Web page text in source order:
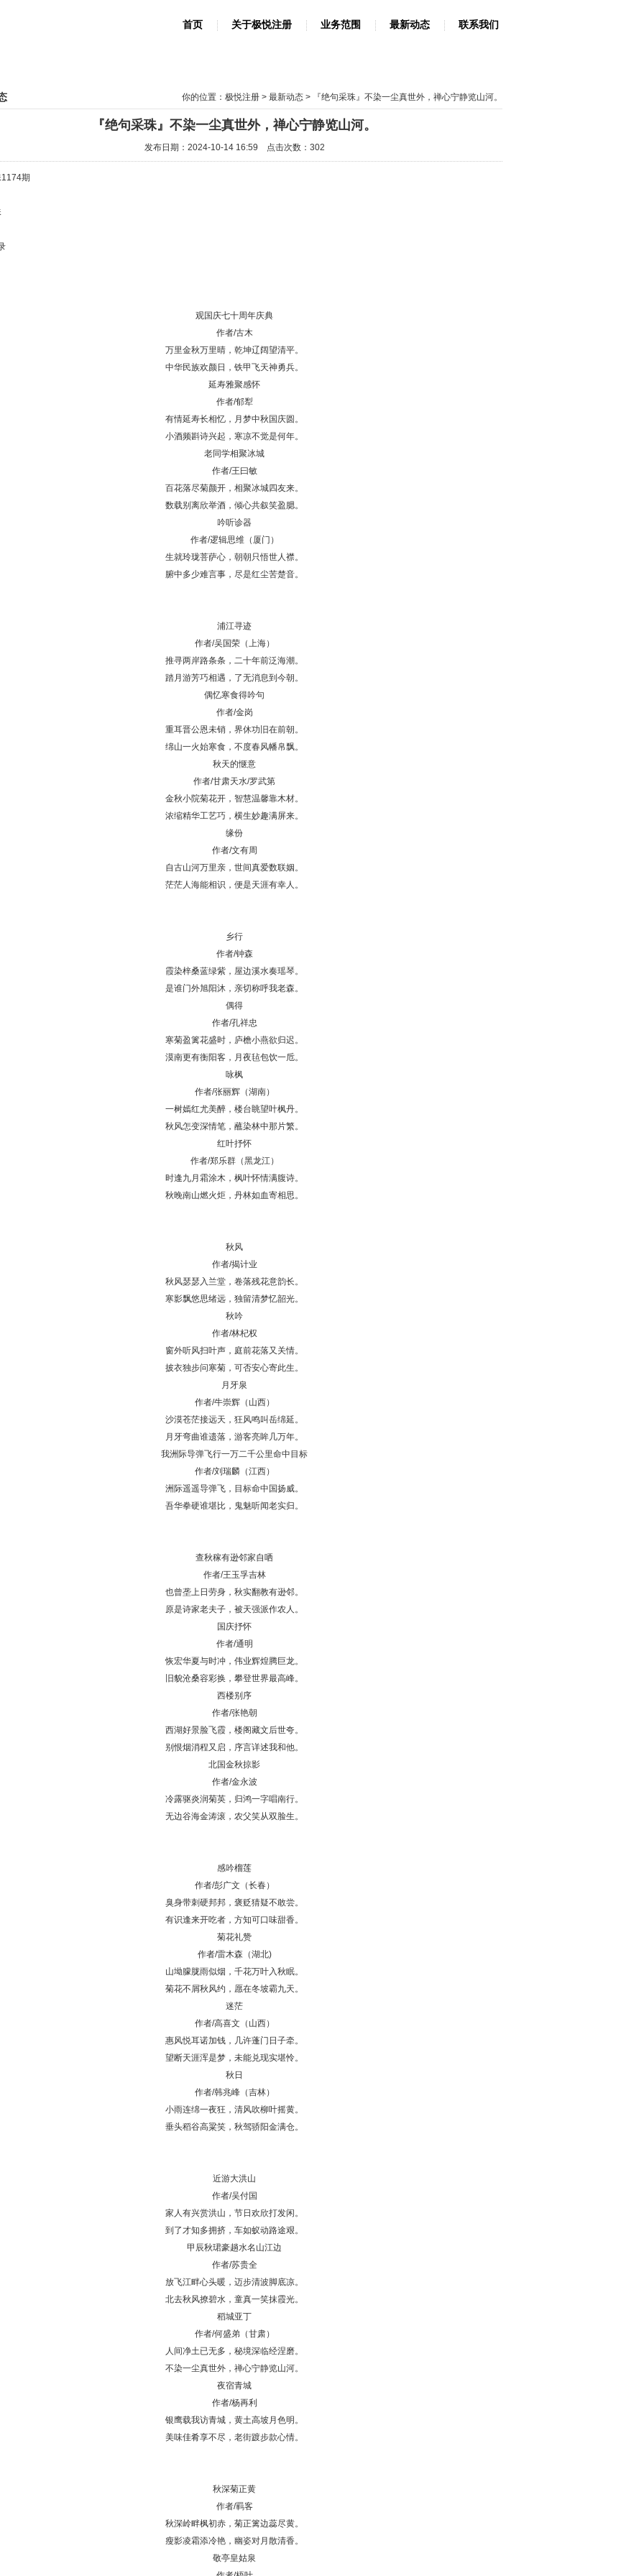
首页 关于极悦注册 业务范围 最新动态 联系我们
你的位置： 极悦注册> 最新动态> 『绝句采珠』不染一尘真世外，禅心宁静览山河。
『绝句采珠』不染一尘真世外，禅心宁静览山河。
发布日期：2024-10-14 16:59 点击次数：302
期
观国庆七十周年庆典
作者/古木
万里金秋万里晴，乾坤辽阔望清平。
中华民族欢颜日，铁甲飞天神勇兵。
延寿雅聚感怀
作者/郁犁
有情延寿长相忆，月梦中秋国庆圆。
小酒频斟诗兴起，寒凉不觉是何年。
老同学相聚冰城
作者/王曰敏
百花落尽菊颜开，相聚冰城四友来。
数载别离欣举酒，倾心共叙笑盈腮。
吟听诊器
作者/逻辑思维（厦门）
生就玲珑菩萨心，朝朝只悟世人襟。
腑中多少难言事，尽是红尘苦楚音。
浦江寻迹
作者/吴国荣（上海）
推寻两岸路条条，二十年前泛海潮。
踏月游芳巧相遇，了无消息到今朝。
偶忆寒食得吟句
作者/金岗
重耳晋公恩未销，界休功旧在前朝。
绵山一火始寒食，不度春风幡帛飘。
秋天的惬意
作者/甘肃天水/罗武第
金秋小院菊花开，智慧温馨靠木材。
浓缩精华工艺巧，横生妙趣满屏来。
缘份
作者/文有周
自古山河万里亲，世间真爱数联姻。
茫茫人海能相识，便是天涯有幸人。
乡行
作者/钟森
霞染梓桑蓝绿紫，屋边溪水奏瑶琴。
是谁门外旭阳沐，亲切称呼我老森。
偶得
作者/孔祥忠
寒菊盈篱花盛时，庐檐小燕欲归迟。
漠南更有衡阳客，月夜毡包饮一卮。
咏枫
作者/张丽辉（湖南）
一树嫣红尤美醉，楼台眺望叶枫丹。
秋风怎变深情笔，蘸染林中那片繁。
红叶抒怀
作者/郑乐群（黑龙江）
时逢九月霜涂木，枫叶怀情满腹诗。
秋晚南山燃火炬，丹林如血寄相思。
秋风
作者/揭计业
秋风瑟瑟入兰堂，卷落残花意韵长。
寒影飘悠思绪远，独留清梦忆韶光。
秋吟
作者/林杞权
窗外听风扫叶声，庭前花落又关情。
披衣独步问寒菊，可否安心寄此生。
月牙泉
作者/牛崇辉（山西）
沙漠苍茫接远天，狂风鸣叫岳绵延。
月牙弯曲谁遗落，游客亮眸几万年。
我洲际导弹飞行一万二千公里命中目标
作者/刘瑞麟（江西）
洲际遥遥导弹飞，目标命中国扬威。
吾华拳硬谁堪比，鬼魅听闻老实归。
查秋稼有逊邻家自哂
作者/王玉孚吉林
也曾垄上日劳身，秋实翻教有逊邻。
原是诗家老夫子，被天强派作农人。
国庆抒怀
作者/通明
恢宏华夏与时冲，伟业辉煌腾巨龙。
旧貌沧桑容彩换，攀登世界最高峰。
西楼别序
作者/张艳朝
西湖好景脸飞霞，楼阁藏文后世夸。
别恨烟消程又启，序言详述我和他。
北国金秋掠影
作者/金永波
冷露驱炎润菊英，归鸿一字唱南行。
无边谷海金涛滚，农父笑从双脸生。
感吟榴莲
作者/彭广文（长春）
臭身带刺硬邦邦，褒贬猜疑不敢尝。
有识逢来开吃者，方知可口味甜香。
菊花礼赞
作者/雷木森（湖北)
山坳朦胧雨似烟，千花万叶入秋眠。
菊花不屑秋风约，愿在冬坡霸九天。
迷茫
作者/高喜文（山西）
惠风悦耳诺加钱，几许蓬门日子牵。
望断天涯浑是梦，未能兑现实堪怜。
秋日
作者/韩兆峰（吉林）
小雨连绵一夜狂，清风吹柳叶摇黄。
垂头稻谷高粱笑，秋驾骄阳金满仓。
近游大洪山
作者/吴付国
家人有兴赏洪山，节日欢欣打发闲。
到了才知多拥挤，车如蚁动路途艰。
甲辰秋珺豪趟水名山江边
作者/苏贵全
放飞江畔心头暖，迈步清波脚底凉。
北去秋风撩碧水，童真一笑抹霞光。
稻城亚丁
作者/何盛弟（甘肃）
人间净土已无多，秘境深临经涅磨。
不染一尘真世外，禅心宁静览山河。
夜宿青城
作者/杨再利
银鹰载我访青城，黄土高坡月色明。
美味佳肴享不尽，老街踱步款心情。
秋深菊正黄
作者/羁客
秋深岭畔枫初赤，菊正篱边蕊尽黄。
瘦影凌霜添冷艳，幽姿对月散清香。
敬亭皇姑泉